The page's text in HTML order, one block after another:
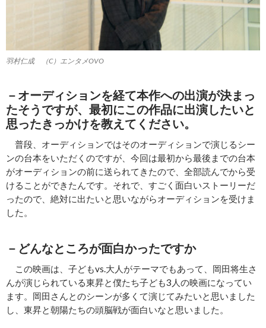
羽村仁成 （C）エンタメOVO
－オーディションを経て本作への出演が決まっ
たそうですが、最初にこの作品に出演したいと
思ったきっかけを教えてください。
普段、オーディションではそのオーディションで演じるシー
ンの台本をいただくのですが、今回は最初から最後までの台本
がオーディションの前に送られてきたので、全部読んでから受
けることができたんです。それで、すごく面白いストーリーだ
ったので、絶対に出たいと思いながらオーディションを受けま
した。
－どんなところが面白かったですか
この映画は、子どもvs.大人がテーマでもあって、岡田将生さ
んが演じられている東昇と僕たち子ども3人の映画になってい
ます。岡田さんとのシーンが多くて演じてみたいと思いました
し、東昇と朝陽たちの頭脳戦が面白いなと思いました。